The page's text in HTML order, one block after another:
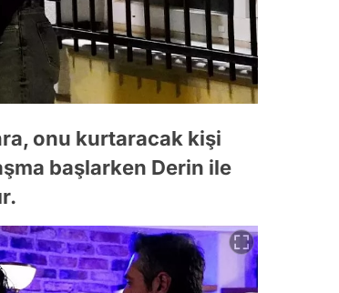
onu kurtaracak kişi
başlarken Derin ile